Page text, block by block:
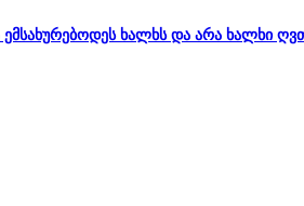
ხალხს და არა ხალხი